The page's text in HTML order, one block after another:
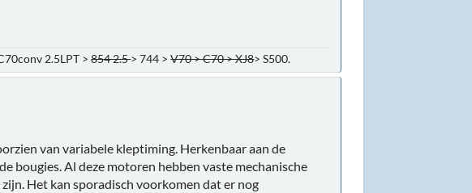
2.5LPT >854 2.5> 744 >V70 > C70 > XJ8> S500.
van variabele kleptiming. Herkenbaar aan de
bougies. Al deze motoren hebben vaste mechanische
Het kan sporadisch voorkomen dat er nog